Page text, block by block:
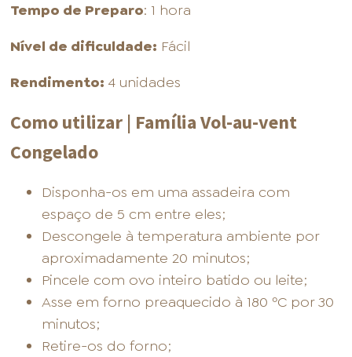
Tempo de Preparo: 1 hora
Nível de dificuldade: Fácil
Rendimento: 4 unidades
Como utilizar | Família Vol-au-vent
Congelado
Disponha-os em uma assadeira com
espaço de 5 cm entre eles;
Descongele à temperatura ambiente por
aproximadamente 20 minutos;
Pincele com ovo inteiro batido ou leite;
Asse em forno preaquecido à 180 ºC por 30
minutos;
Retire-os do forno;